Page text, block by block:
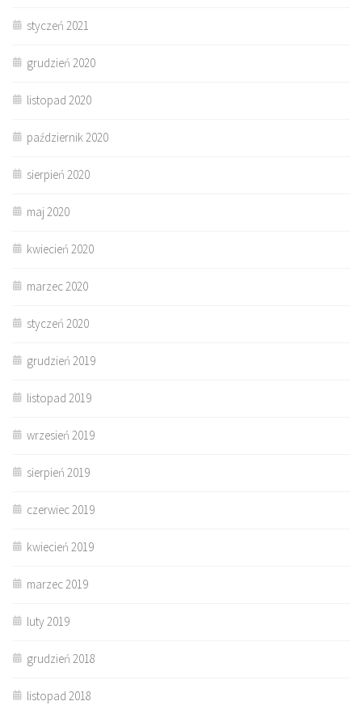
styczeń 2021
grudzień 2020
listopad 2020
październik 2020
sierpień 2020
maj 2020
kwiecień 2020
marzec 2020
styczeń 2020
grudzień 2019
listopad 2019
wrzesień 2019
sierpień 2019
czerwiec 2019
kwiecień 2019
marzec 2019
luty 2019
grudzień 2018
listopad 2018